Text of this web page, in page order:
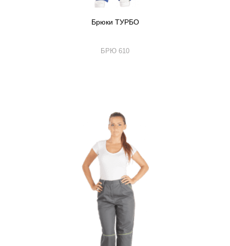
Брюки ТУРБО
БРЮ 610